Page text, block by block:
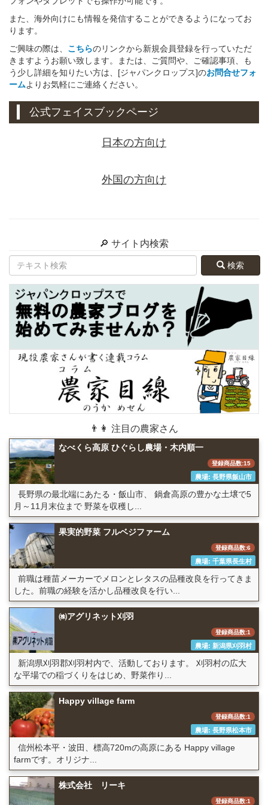
また、海外向けにも情報を発信することができるようになってお
ります。
ご興味の際は、 こちらのリンクから新規会員登録を行っていただ
きますようお願い致します。または、ご質問や、ご確認事項、も
う少し詳細を知りたい方は、[ジャパンクロップス]のお問合せフォ
ームよりお気軽にご連絡ください。
公式フェイスブックページ
日本の方向け
外国の方向け
🔎 サイト内検索
検索
👨👩 注目の農家さん
なべくら高原 ひぐらし農場・木内順一
登録商品数:15
農場: 長野県飯山市
長野県の最北端にあたる・飯山市、 鍋倉高原の豊かな土壌で5
月～11月末位まで 野菜を収穫し...
果実的野菜 フルベジファーム
登録商品数:6
農場: 千葉県長生村
前職は種苗メーカーでメロンとレタスの品種改良を行ってきま
した。前職の経験を活かし品種改良を行い...
㈱アグリネット刈羽
登録商品数:1
農場: 新潟県刈羽村
新潟県刈羽郡刈羽村内で、活動しております。 刈羽村の広大
な平場での稲づくりをはじめ、野菜作り...
Happy village farm
登録商品数:1
農場: 長野県松本市
信州松本平・波田、標高720mの高原にある Happy village
farmです。オリジナ...
株式会社 リーキ
登録商品数:1